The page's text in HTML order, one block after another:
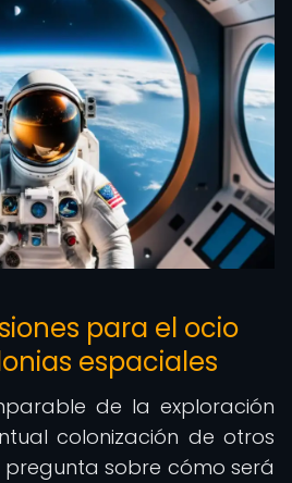
para el ocio
espaciales
de la exploración
colonización de otros
sobre cómo será